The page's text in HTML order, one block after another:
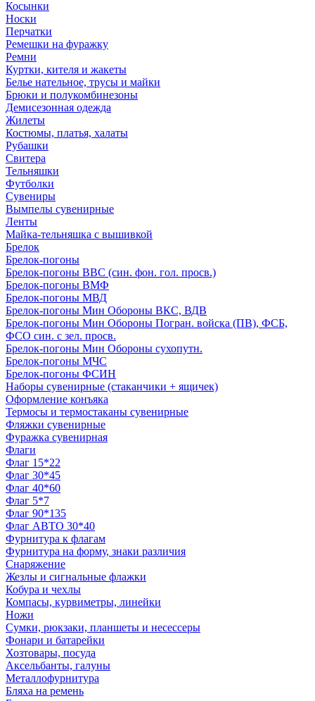
Косынки
Носки
Перчатки
Ремешки на фуражку
Ремни
Куртки, кителя и жакеты
Белье нательное, трусы и майки
Брюки и полукомбинезоны
Демисезонная одежда
Жилеты
Костюмы, платья, халаты
Рубашки
Свитера
Тельняшки
Футболки
Сувениры
Вымпелы сувенирные
Ленты
Майка-тельняшка с вышивкой
Брелок
Брелок-погоны
Брелок-погоны ВВС (син. фон. гол. просв.)
Брелок-погоны ВМФ
Брелок-погоны МВД
Брелок-погоны Мин Обороны ВКС, ВДВ
Брелок-погоны Мин Обороны Погран. войска (ПВ), ФСБ,
ФСО син. с зел. просв.
Брелок-погоны Мин Обороны сухопутн.
Брелок-погоны МЧС
Брелок-погоны ФСИН
Наборы сувенирные (стаканчики + ящичек)
Оформление конъяка
Термосы и термостаканы сувенирные
Фляжки сувенирные
Фуражка сувенирная
Флаги
Флаг 15*22
Флаг 30*45
Флаг 40*60
Флаг 5*7
Флаг 90*135
Флаг АВТО 30*40
Фурнитура к флагам
Фурнитура на форму, знаки различия
Снаряжение
Жезлы и сигнальные флажки
Кобура и чехлы
Компасы, курвиметры, линейки
Ножи
Сумки, рюкзаки, планшеты и несессеры
Фонари и батарейки
Хозтовары, посуда
Аксельбанты, галуны
Металлофурнитура
Бляха на ремень